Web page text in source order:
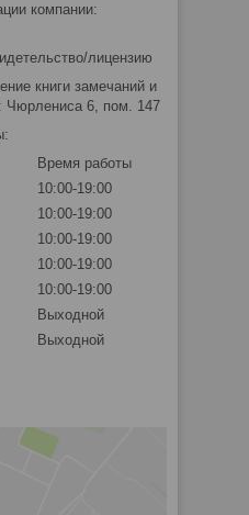
компании:
лицензию
книги замечаний и
Чюрлениса 6, пом. 147
Время работы
10:00-19:00
10:00-19:00
10:00-19:00
10:00-19:00
10:00-19:00
Выходной
Выходной